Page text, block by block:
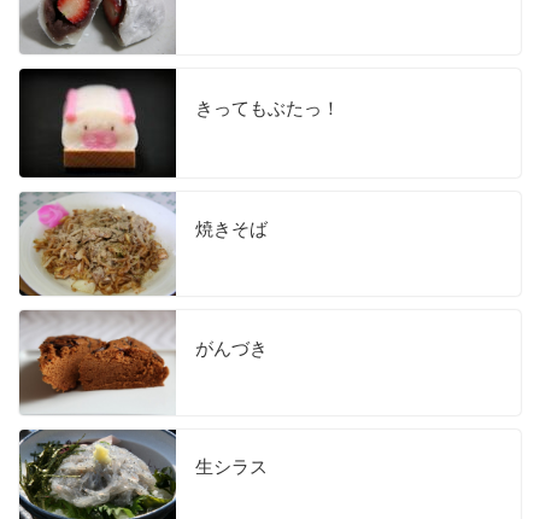
きってもぶたっ！
焼きそば
がんづき
生シラス